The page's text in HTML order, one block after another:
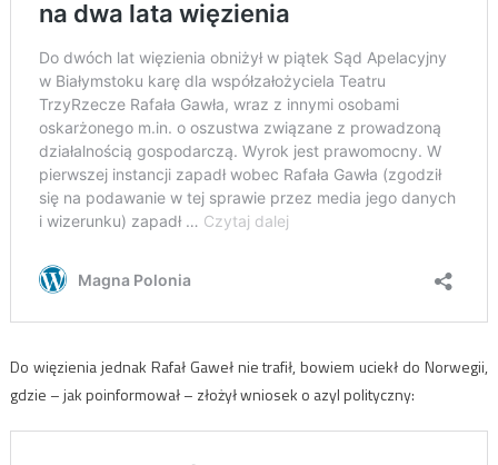
Do więzienia jednak Rafał Gaweł nie trafił, bowiem uciekł do Norwegii,
gdzie – jak poinformował – złożył wniosek o azyl polityczny: